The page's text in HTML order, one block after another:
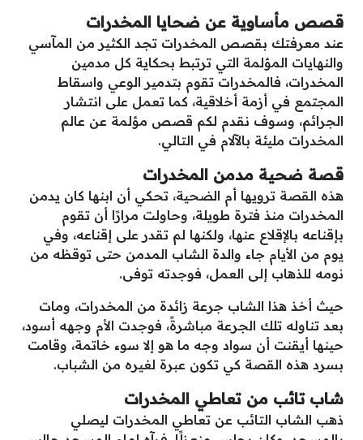
قصص مأساوية عن ضحايا المخدرات
عند معرفتك بقصص المخدرات تجد الكثير من المآسي
والنهايات المؤلمة التي ترتبط بحكاية كل مدمين
المخدرات، فالمخدرات تقوم بتدمير الوعي واسقاط
المجتمع في أزمة أخلاقية، كما تعمل على انتشار
الجرائم، وسوف نقدم لكم قصص مؤلمة عن عالم
المخدرات مليئة بالآلام في التالي.
قصة ضحية مدمن المخدرات
هذه القصة ترويها أم الضحية، تحكي أن ابنها كان يدمن
المخدرات منذ فترة طويلة، وحاولت مرارًا أن تقوم
بإقناعه بالإقلاع عنها، ولكنها لم تقدر على إقناعه، وفي
يوم من الأيام جاء والدة الشاب المدمن حتى توقظه من
نومه للذهاب إلى العمل، فوجدته توفى.
حيث أخذ هذا الشاب جرعة زائدة من المخدرات، ومات
بعد تناوله تلك الجرعة مباشرةً، فوجدت الأم وجهه أسود،
حينها أيقنت أن سواد وجه ما هو إلا سوء خاتمة، وقامت
بسرد هذه القصة كي تكون عبرة لغيره من الشباب.
شاب تائب من تعاطي المخدرات
ذهب الشاب التائب عن تعاطي المخدرات ليصلي